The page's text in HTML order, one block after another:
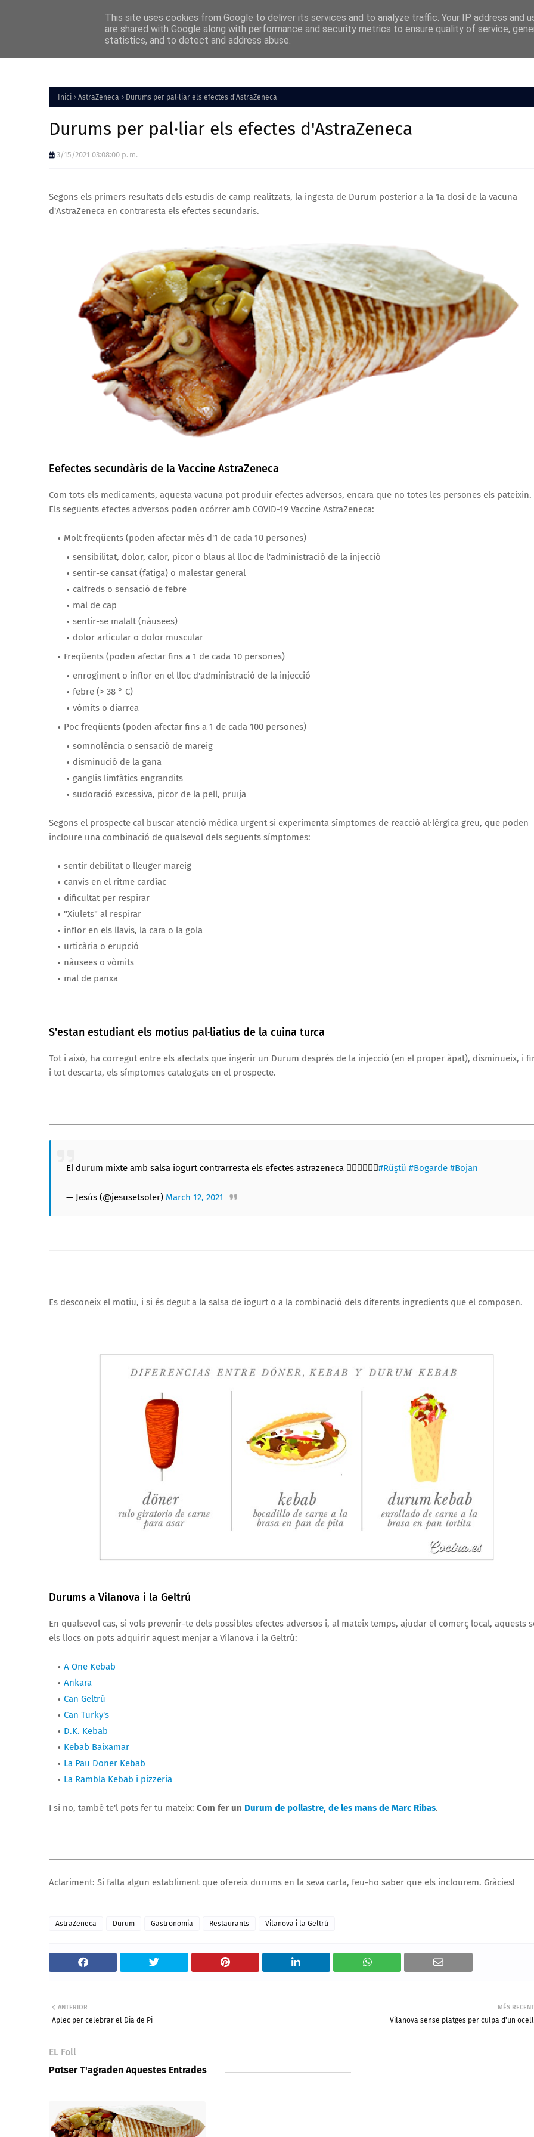
Inici Política
Inici AstraZeneca Durums per pal·liar els efectes d'AstraZeneca
Durums per pal·liar els efectes d'AstraZeneca
3/15/2021 03:08:00 p. m.
Segons els primers resultats dels estudis de camp realitzats, la ingesta de Durum posterior a la 1a dosi de la vacuna
d'AstraZeneca en contraresta els efectes secundaris.
Eefectes secundàris de la Vaccine AstraZeneca
Com tots els medicaments, aquesta vacuna pot produir efectes adversos, encara que no totes les persones els pateixin.
Els següents efectes adversos poden ocórrer amb COVID-19 Vaccine AstraZeneca:
Molt freqüents (poden afectar més d'1 de cada 10 persones)
sensibilitat, dolor, calor, picor o blaus al lloc de l'administració de la injecció
sentir-se cansat (fatiga) o malestar general
calfreds o sensació de febre
mal de cap
sentir-se malalt (nàusees)
dolor articular o dolor muscular
Freqüents (poden afectar fins a 1 de cada 10 persones)
enrogiment o inflor en el lloc d'administració de la injecció
febre (> 38 ° C)
vòmits o diarrea
Poc freqüents (poden afectar fins a 1 de cada 100 persones)
somnolència o sensació de mareig
disminució de la gana
ganglis limfàtics engrandits
sudoració excessiva, picor de la pell, pruïja
Segons el prospecte cal buscar atenció mèdica urgent si experimenta símptomes de reacció al·lèrgica greu, que poden
incloure una combinació de qualsevol dels següents símptomes:
sentir debilitat o lleuger mareig
canvis en el ritme cardíac
dificultat per respirar
"Xiulets" al respirar
inflor en els llavis, la cara o la gola
urticària o erupció
nàusees o vòmits
mal de panxa
S'estan estudiant els motius pal·liatius de la cuina turca
Tot i això, ha corregut entre els afectats que ingerir un Durum després de la injecció (en el proper àpat), disminueix, i
i tot descarta, els símptomes catalogats en el prospecte.
El durum mixte amb salsa iogurt contrarresta els efectes astrazeneca 👌🏼👌🏼👌🏼#Rüştü #Bogarde #Bojan
— Jesús (@jesusetsoler) March 12, 2021
Es desconeix el motiu, i si és degut a la salsa de iogurt o a la combinació dels diferents ingredients que el composen.
Durums a Vilanova i la Geltrú
En qualsevol cas, si vols prevenir-te dels possibles efectes adversos i, al mateix temps, ajudar el comerç local, aquests
els llocs on pots adquirir aquest menjar a Vilanova i la Geltrú:
A One Kebab
Ankara
Can Geltrú
Can Turky's
D.K. Kebab
Kebab Baixamar
La Pau Doner Kebab
La Rambla Kebab i pizzeria
I si no, també te'l pots fer tu mateix: Com fer un Durum de pollastre, de les mans de Marc Ribas.
Aclariment: Si falta algun establiment que ofereix durums en la seva carta, feu-ho saber que els inclourem. Gràcies!
AstraZeneca Durum Gastronomia Restaurants Vilanova i la Geltrú
MÉS RECENT
Vilanova sense platges per culpa d'un
ANTERIOR
Aplec per celebrar el Dia de Pi
EL Foll
Potser T'agraden Aquestes Entrades
This site uses cookies from Google to deliver its services and to analyze traffic. Your IP address and
are shared with Google along with performance and security metrics to ensure quality of service,
statistics, and to detect and address abuse.